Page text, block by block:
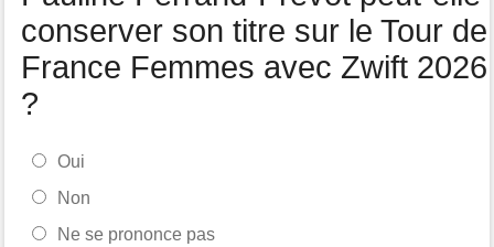
conserver son titre sur le Tour de
France Femmes avec Zwift 2026
?
Oui
Non
Ne se prononce pas